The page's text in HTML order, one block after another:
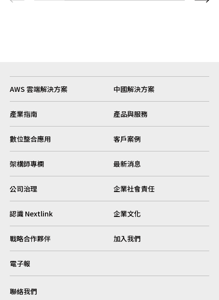
AWS 雲端解決方案 中國解決方案
產業指南 產品與服務
數位整合應用 客戶案例
架構師專欄 最新消息
公司治理 企業社會責任
認識 Nextlink 企業文化
戰略合作夥伴 加入我們
電子報
聯絡我們